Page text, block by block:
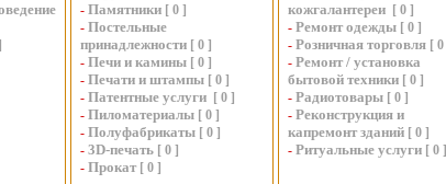
- Памятники [ 0 ]
- Постельные
принадлежности [ 0 ]
- Печи и камины [ 0 ]
- Печати и штампы [ 0 ]
- Патентные услуги [ 0 ]
- Пиломатериалы [ 0 ]
- Полуфабрикаты [ 0 ]
- 3D-печать [ 0 ]
- Прокат [ 0 ]
кожгалантереи [ 0 ]
- Ремонт одежды [ 0 ]
- Розничная торговля [ 0
- Ремонт / установка
бытовой техники [ 0 ]
- Радиотовары [ 0 ]
- Реконструкция и
капремонт зданий [ 0 ]
- Ритуальные услуги [ 0 ]